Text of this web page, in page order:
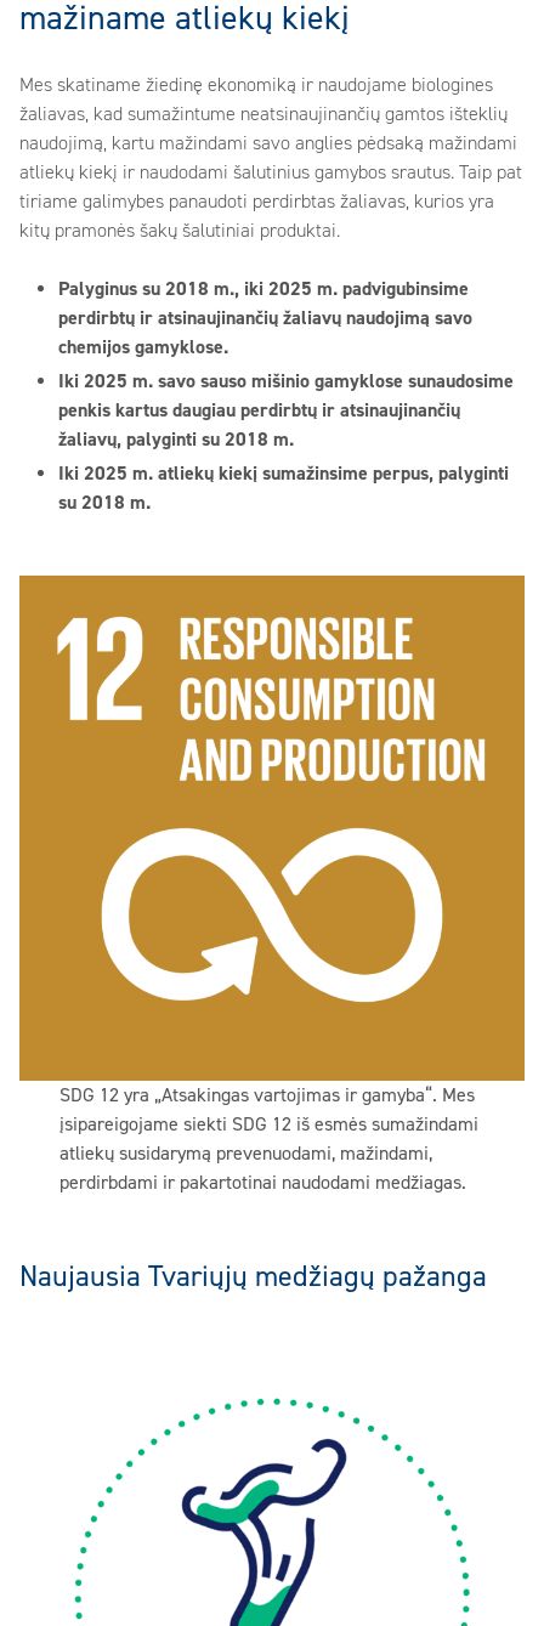
mažiname atliekų kiekį
Mes skatiname žiedinę ekonomiką ir naudojame biologines
žaliavas, kad sumažintume neatsinaujinančių gamtos išteklių
naudojimą, kartu mažindami savo anglies pėdsaką mažindami
atliekų kiekį ir naudodami šalutinius gamybos srautus. Taip pat
tiriame galimybes panaudoti perdirbtas žaliavas, kurios yra
kitų pramonės šakų šalutiniai produktai.
Palyginus su 2018 m., iki 2025 m. padvigubinsime
perdirbtų ir atsinaujinančių žaliavų naudojimą savo
chemijos gamyklose.
Iki 2025 m. savo sauso mišinio gamyklose sunaudosime
penkis kartus daugiau perdirbtų ir atsinaujinančių
žaliavų, palyginti su 2018 m.
Iki 2025 m. atliekų kiekį sumažinsime perpus, palyginti
su 2018 m.
SDG 12 yra „Atsakingas vartojimas ir gamyba“. Mes
įsipareigojame siekti SDG 12 iš esmės sumažindami
atliekų susidarymą prevenuodami, mažindami,
perdirbdami ir pakartotinai naudodami medžiagas.
Naujausia Tvariųjų medžiagų pažanga